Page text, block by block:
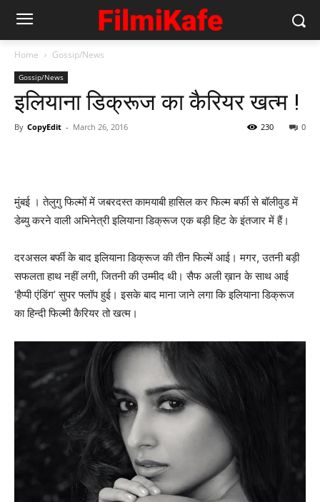
Home Gossip/News
Gossip/News
इलियाना डिक्रूज का कैरियर खत्‍म !
By CopyEdit - March 26, 2016 0
230
मुंबई । तेलुगु फिल्‍मों में जबरदस्‍त कामयाबी हासिल कर फिल्‍म बर्फी से बॉलीवुड में
डेब्‍यु करने वाली अभिनेत्री इलियाना डिक्रूज एक बड़ी हिट के इंतजार में हैं।
दरअसल बर्फी के बाद इलियाना डिक्रूज की तीन फिल्‍में आई। मगर, उतनी बड़ी
सफलता हाथ नहीं लगी, जितनी की उम्‍मीद थी। सैफ अली ख़ान के साथ आई
‘हैप्‍पी एंडिंग’ सुपर फ्लॉप हुई। इसके बाद माना जाने लगा कि इलियाना डिक्रूज
का हिन्‍दी फिल्‍मी कैरियर तो खत्‍म।